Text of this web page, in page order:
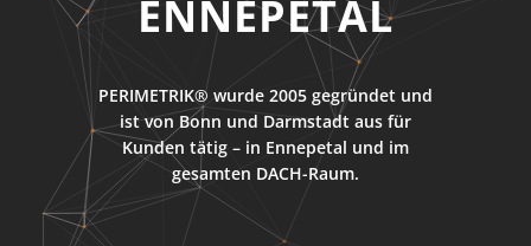
ENNEPETAL
PERIMETRIK® wurde 2005 gegründet und
ist von Bonn und Darmstadt aus für
Kunden tätig – in Ennepetal und im
gesamten DACH-Raum.